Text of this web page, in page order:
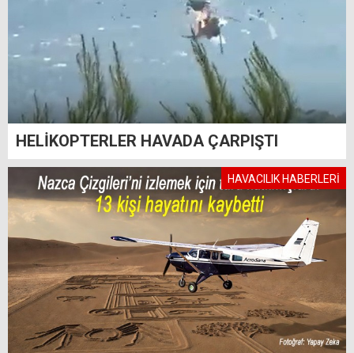
HELİKOPTERLER HAVADA ÇARPIŞTI
HAVACILIK HABERLERİ